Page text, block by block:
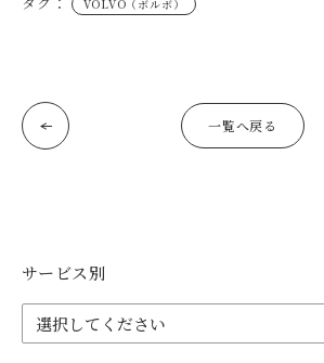
VOLVO（ボルボ）
一覧へ戻る
サービス別